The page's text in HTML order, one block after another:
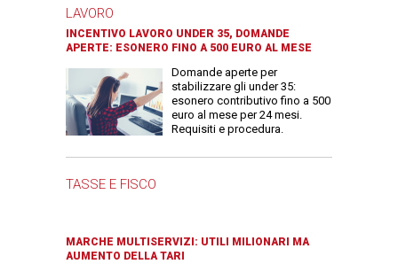
LAVORO
INCENTIVO LAVORO UNDER 35, DOMANDE
APERTE: ESONERO FINO A 500 EURO AL MESE
Domande aperte per
stabilizzare gli under 35:
esonero contributivo fino a 500
euro al mese per 24 mesi.
Requisiti e procedura.
TASSE E FISCO
MARCHE MULTISERVIZI: UTILI MILIONARI MA
AUMENTO DELLA TARI